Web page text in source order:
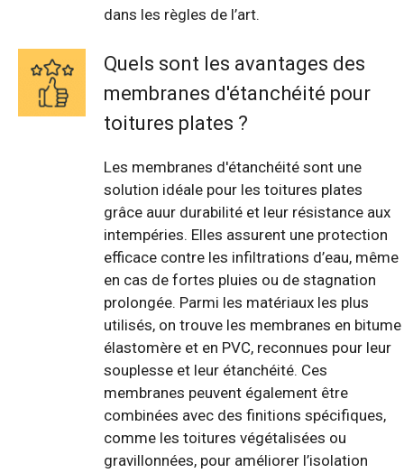
dans les règles de l’art.
Quels sont les avantages des
membranes d'étanchéité pour
toitures plates ?
Les membranes d'étanchéité sont une
solution idéale pour les toitures plates
grâce auur durabilité et leur résistance aux
intempéries. Elles assurent une protection
efficace contre les infiltrations d’eau, même
en cas de fortes pluies ou de stagnation
prolongée. Parmi les matériaux les plus
utilisés, on trouve les membranes en bitume
élastomère et en PVC, reconnues pour leur
souplesse et leur étanchéité. Ces
membranes peuvent également être
combinées avec des finitions spécifiques,
comme les toitures végétalisées ou
gravillonnées, pour améliorer l’isolation